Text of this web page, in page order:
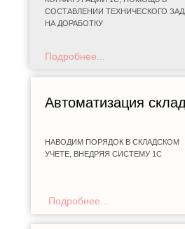
СОСТАВЛЕНИИ ТЕХНИЧЕСКОГО
НА ДОРАБОТКУ
Автоматизация
НАВОДИМ ПОРЯДОК В СКЛАДСКОМ
УЧЕТЕ, ВНЕДРЯЯ СИСТЕМУ 1С
Подробнее...
Подробнее...